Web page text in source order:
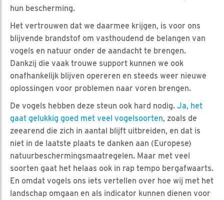
hun bescherming.
Het vertrouwen dat we daarmee krijgen, is voor ons
blijvende brandstof om vasthoudend de belangen van
vogels en natuur onder de aandacht te brengen.
Dankzij die vaak trouwe support kunnen we ook
onafhankelijk blijven opereren en steeds weer nieuwe
oplossingen voor problemen naar voren brengen.
De vogels hebben deze steun ook hard nodig. Ja, het
gaat gelukkig goed met veel vogelsoorten, zoals de
zeearend die zich in aantal blijft uitbreiden, en dat is
niet in de laatste plaats te danken aan (Europese)
natuurbeschermingsmaatregelen. Maar met veel
soorten gaat het helaas ook in rap tempo bergafwaarts.
En omdat vogels ons iets vertellen over hoe wij met het
landschap omgaan en als indicator kunnen dienen voor